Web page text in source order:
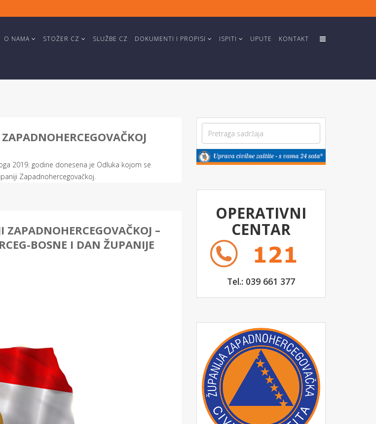
O NAMA STOŽER CZ SLUŽBE CZ DOKUMENTI I PROPISI ISPITI UPUTE KONTAKT
2019. godine donesena je Odluka kojom se
Zapadnohercegovačkoj.
–
BOSNE I DAN ŽUPANIJE
OPERATIVNI
CENTAR
Tel.: 039 661 377